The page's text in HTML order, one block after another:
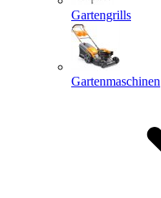
Gartengrills
Gartenmaschinen